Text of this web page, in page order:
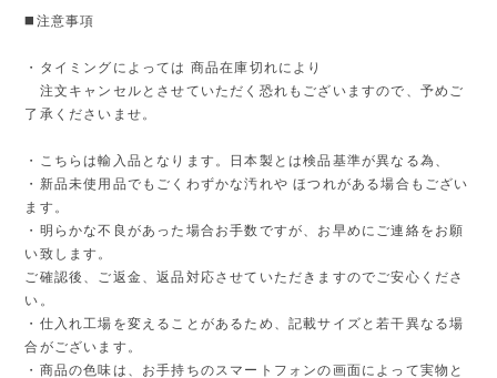
◼️注意事項
・タイミングによっては 商品在庫切れにより
注文キャンセルとさせていただく恐れもございますので、予めご
了承くださいませ。
・こちらは輸入品となります。日本製とは検品基準が異なる為、
・新品未使用品でもごくわずかな汚れや ほつれがある場合もござい
ます。
・明らかな不良があった場合お手数ですが、お早めにご連絡をお願
い致します。
ご確認後、ご返金、返品対応させていただきますのでご安心くださ
い。
・仕入れ工場を変えることがあるため、記載サイズと若干異なる場
合がございます。
・商品の色味は、お手持ちのスマートフォンの画面によって実物と